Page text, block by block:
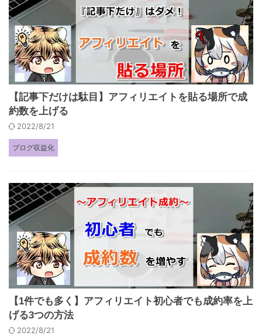
【記事下だけは駄目】アフィリエイトを貼る場所で成
約数を上げる
2022/8/21
ブログ収益化
【1件でも多く】アフィリエイト初心者でも成約率を上
げる3つの方法
2022/8/21